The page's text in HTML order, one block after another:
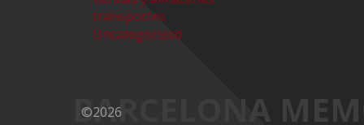
transportes
Uncategorized
BARCELONA
©2026